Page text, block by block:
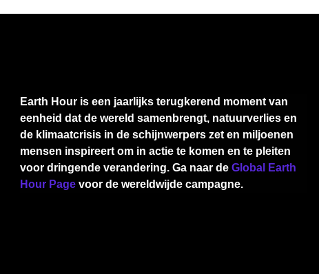
Earth Hour is een jaarlijks terugkerend moment van
eenheid dat de wereld samenbrengt, natuurverlies en
de klimaatcrisis in de schijnwerpers zet en miljoenen
mensen inspireert om in actie te komen en te pleiten
voor dringende verandering. Ga naar deGlobal Earth
Hour Page voor de wereldwijde campagne.